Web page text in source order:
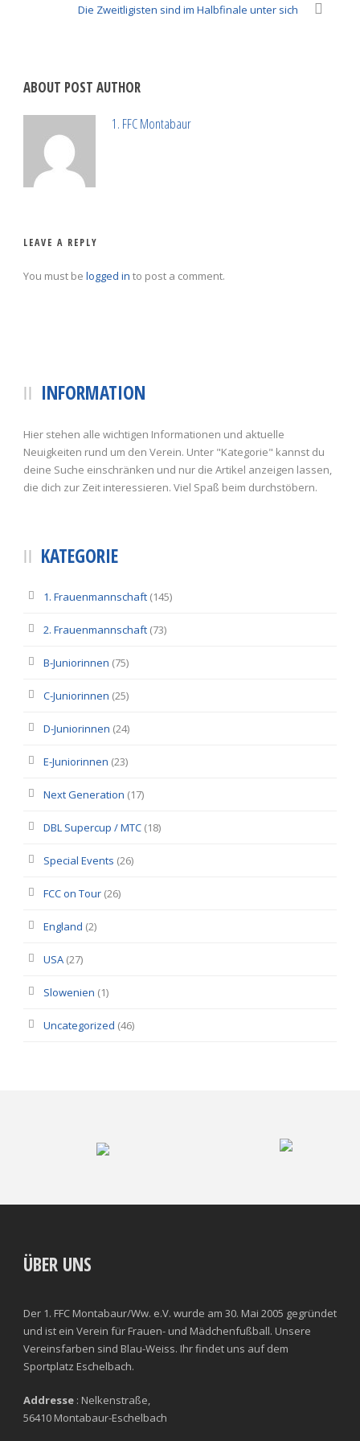
Die Zweitligisten sind im Halbfinale unter sich
ABOUT POST AUTHOR
1. FFC Montabaur
LEAVE A REPLY
You must be logged in to post a comment.
INFORMATION
Hier stehen alle wichtigen Informationen und aktuelle
Neuigkeiten rund um den Verein. Unter "Kategorie" kannst du
deine Suche einschränken und nur die Artikel anzeigen lassen,
die dich zur Zeit interessieren. Viel Spaß beim durchstöbern.
KATEGORIE
1. Frauenmannschaft (145)
2. Frauenmannschaft (73)
B-Juniorinnen (75)
C-Juniorinnen (25)
D-Juniorinnen (24)
E-Juniorinnen (23)
Next Generation (17)
DBL Supercup / MTC (18)
Special Events (26)
FCC on Tour (26)
England (2)
USA (27)
Slowenien (1)
Uncategorized (46)
ÜBER UNS
Der 1. FFC Montabaur/Ww. e.V. wurde am 30. Mai 2005 gegründet
und ist ein Verein für Frauen- und Mädchenfußball. Unsere
Vereinsfarben sind Blau-Weiss. Ihr findet uns auf dem
Sportplatz Eschelbach.
Addresse : Nelkenstraße,
56410 Montabaur-Eschelbach